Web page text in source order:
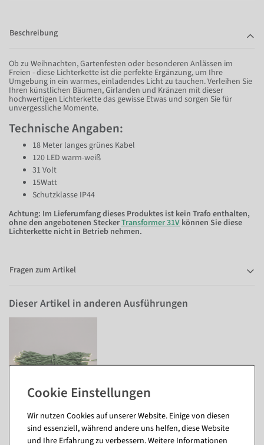
Beschreibung
Ob zu Weihnachten, Gartenfesten oder besonderen Anlässen im
Freien - diese Lichterkette ist die perfekte Ergänzung, um Ihre
Umgebung in ein warmes, einladendes Licht zu tauchen. Verleihen Sie
Ihren künstlichen Bäumen, Girlanden und Kränzen mit dieser
hochwertigen Lichterkette das gewisse Etwas und sorgen Sie für
unvergessliche Momente.
Technische Angaben:
18 Meter langes grünes Kabel
120 LED warm-weiß
31 Volt
15Watt
Schutzklasse IP44
Achtung: Im Lieferumfang dieses Produktes ist kein Trafo enthalten,
ohne den angebotenen SteckerTransformer 31V können Sie diese
Lichterkette nicht in Betrieb nehmen.
Fragen zum Artikel
Dieser Artikel in anderen Ausführungen
6 m
Wir nutzen Cookies auf unserer Website. Einige von diesen
sind essenziell, während andere uns helfen, diese Website
und Ihre Erfahrung zu verbessern. Weitere Informationen